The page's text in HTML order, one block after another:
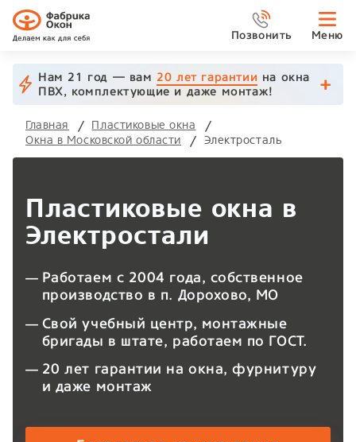
Позвонить Меню
Нам 21 год — вам 20 лет гарантии на окна
ПВХ, комплектующие и даже монтаж!
Главная
Пластиковые окна
Окна в Московской области
Электросталь
Пластиковые окна в
Электростали
Работаем с 2004 года, собственное
производство в п. Дорохово, МО
Свой учебный центр, монтажные
бригады в штате, работаем по ГОСТ.
20 лет гарантии на окна, фурнитуру
и даже монтаж